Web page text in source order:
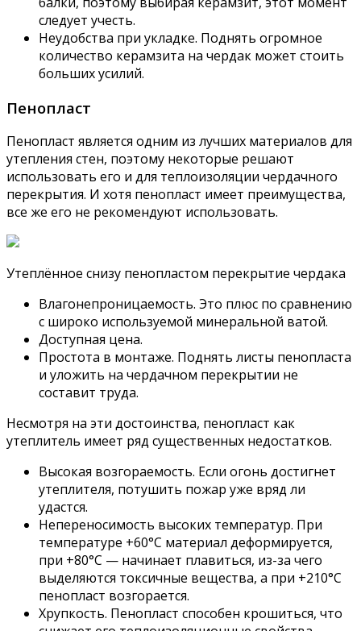
следует учесть.
Неудобства при укладке. Поднять огромное
количество керамзита на чердак может стоить
больших усилий.
Пенопласт
Пенопласт является одним из лучших материалов для
утепления стен, поэтому некоторые решают
использовать его и для теплоизоляции чердачного
перекрытия. И хотя пенопласт имеет преимущества,
все же его не рекомендуют использовать.
Утеплённое снизу пенопластом перекрытие чердака
Влагонепроницаемость. Это плюс по сравнению
с широко используемой минеральной ватой.
Доступная цена.
Простота в монтаже. Поднять листы пенопласта
и уложить на чердачном перекрытии не
составит труда.
Несмотря на эти достоинства, пенопласт как
утеплитель имеет ряд существенных недостатков.
Высокая возгораемость. Если огонь достигнет
утеплителя, потушить пожар уже вряд ли
удастся.
Непереносимость высоких температур. При
температуре +60°C материал деформируется,
при +80°C — начинает плавиться, из-за чего
выделяются токсичные вещества, а при +210°C
пенопласт возгорается.
Хрупкость. Пенопласт способен крошиться, что